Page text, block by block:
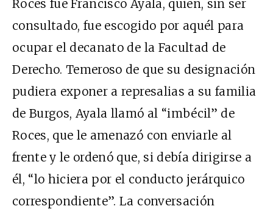
Roces fue Francisco Ayala, quien, sin ser
consultado, fue escogido por aquél para
ocupar el decanato de la Facultad de
Derecho. Temeroso de que su designación
pudiera exponer a represalias a su familia
de Burgos, Ayala llamó al “imbécil” de
Roces, que le amenazó con enviarle al
frente y le ordenó que, si debía dirigirse a
él, “lo hiciera por el conducto jerárquico
correspondiente”. La conversación